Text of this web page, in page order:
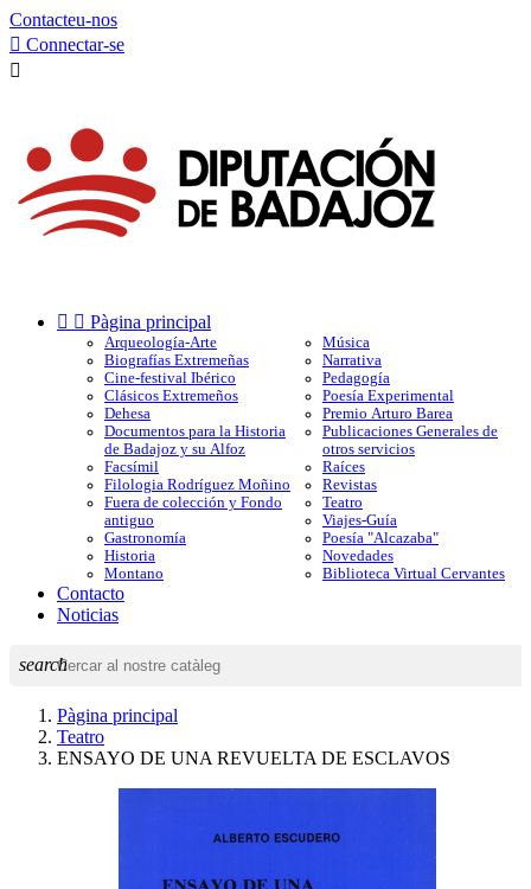
Contacteu-nos
 Connectar-se

  Pàgina principal
Arqueología-Arte
Biografías Extremeñas
Cine-festival Ibérico
Clásicos Extremeños
Dehesa
Documentos para la Historia
de Badajoz y su Alfoz
Facsímil
Filologia Rodríguez Moñino
Fuera de colección y Fondo
antiguo
Gastronomía
Historia
Montano
Música
Narrativa
Pedagogía
Poesía Experimental
Premio Arturo Barea
Publicaciones Generales de
otros servicios
Raíces
Revistas
Teatro
Viajes-Guía
Poesía "Alcazaba"
Novedades
Biblioteca Virtual Cervantes
Contacto
Noticias
search
Pàgina principal
Teatro
ENSAYO DE UNA REVUELTA DE ESCLAVOS